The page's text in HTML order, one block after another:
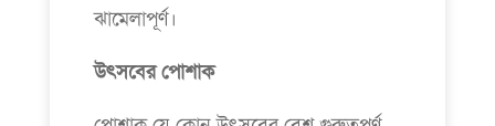
ঝামেলাপূর্ণ।
উৎসবের পোশাক